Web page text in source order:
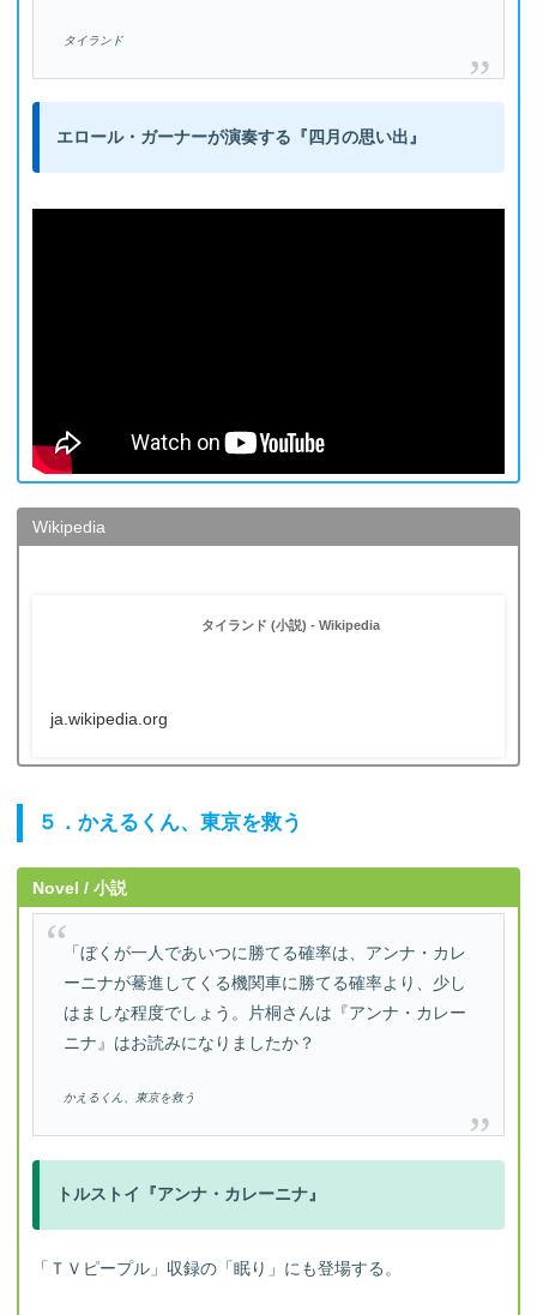
タイランド
エロール・ガーナーが演奏する『四月の思い出』
Wikipedia
タイランド (小説) - Wikipedia
ja.wikipedia.org
５．かえるくん、東京を救う
Novel / 小説
「ぼくが一人であいつに勝てる確率は、アンナ・カレ
ーニナが驀進してくる機関車に勝てる確率より、少し
はましな程度でしょう。片桐さんは『アンナ・カレー
ニナ』はお読みになりましたか？
かえるくん、東京を救う
トルストイ『アンナ・カレーニナ』
「ＴＶピープル」収録の「眠り」にも登場する。